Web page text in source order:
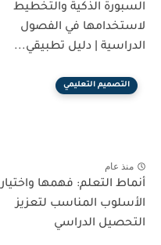
السبورة الذكية والتخطيط
لاستخدامها في الفصول
الدراسية | دليل تطبيقي...
التصميم التعليمي
منذ عام
أنماط التعلم: فهمها واختيار
الأسلوب المناسب لتعزيز
التحصيل الدراسي